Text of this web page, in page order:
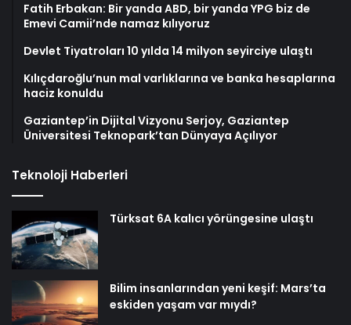
Fatih Erbakan: Bir yanda ABD, bir yanda YPG biz de
Emevi Camii’nde namaz kılıyoruz
Devlet Tiyatroları 10 yılda 14 milyon seyirciye ulaştı
Kılıçdaroğlu’nun mal varlıklarına ve banka hesaplarına
haciz konuldu
Gaziantep’in Dijital Vizyonu Serjoy, Gaziantep
Üniversitesi Teknopark’tan Dünyaya Açılıyor
Teknoloji Haberleri
Türksat 6A kalıcı yörüngesine ulaştı
Bilim insanlarından yeni keşif: Mars’ta
eskiden yaşam var mıydı?